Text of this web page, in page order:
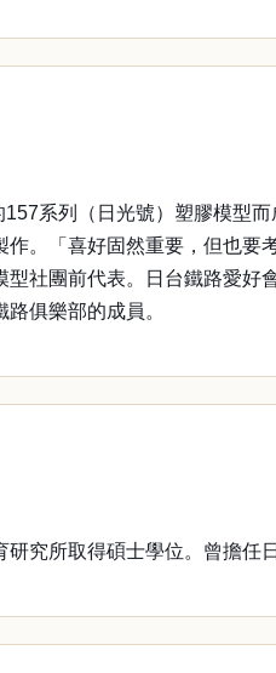
系列（日光號）塑膠模型
。「喜好固然重要，但也
社團前代表。日台鐵路愛
俱樂部的成員。
所取得碩士學位。曾擔任